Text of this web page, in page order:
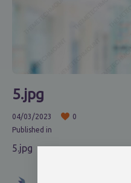
5.jpg
04/03/2023
0
Published in
5.jpg